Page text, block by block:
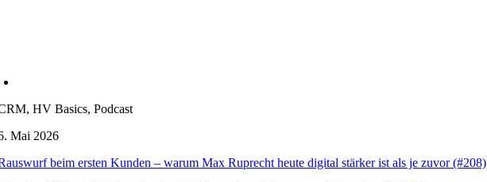
HV Basics, Podcast
Mai 2026
beim ersten Kunden – warum Max Ruprecht heute digital stärker ist als je zuvor (#208)